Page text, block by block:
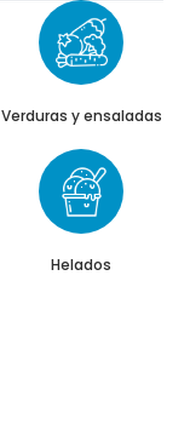
Verduras y ensaladas
Helados